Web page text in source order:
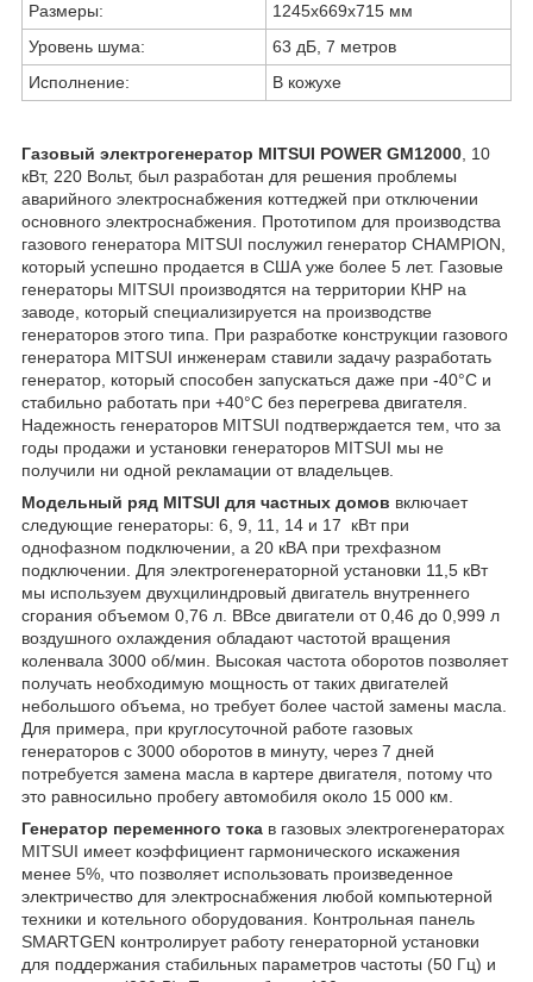
Размеры:
1245x669x715 мм
Уровень шума:
63 дБ, 7 метров
Исполнение:
В кожухе
Газовый электрогенератор MITSUI POWER GM12000, 10
кВт, 220 Вольт, был разработан для решения проблемы
аварийного электроснабжения коттеджей при отключении
основного электроснабжения. Прототипом для производства
газового генератора MITSUI послужил генератор CHAMPION,
который успешно продается в США уже более 5 лет. Газовые
генераторы MITSUI производятся на территории КНР на
заводе, который специализируется на производстве
генераторов этого типа. При разработке конструкции газового
генератора MITSUI инженерам ставили задачу разработать
генератор, который способен запускаться даже при -40°С и
стабильно работать при +40°С без перегрева двигателя.
Надежность генераторов MITSUI подтверждается тем, что за
годы продажи и установки генераторов MITSUI мы не
получили ни одной рекламации от владельцев.
Модельный ряд MITSUI для частных домов включает
следующие генераторы: 6, 9, 11, 14 и 17 кВт при
однофазном подключении, а 20 кВА при трехфазном
подключении. Для электрогенераторной установки 11,5 кВт
мы используем двухцилиндровый двигатель внутреннего
сгорания объемом 0,76 л. ВВсе двигатели от 0,46 до 0,999 л
воздушного охлаждения обладают частотой вращения
коленвала 3000 об/мин. Высокая частота оборотов позволяет
получать необходимую мощность от таких двигателей
небольшого объема, но требует более частой замены масла.
Для примера, при круглосуточной работе газовых
генераторов с 3000 оборотов в минуту, через 7 дней
потребуется замена масла в картере двигателя, потому что
это равносильно пробегу автомобиля около 15 000 км.
Генератор переменного тока в газовых электрогенераторах
MITSUI имеет коэффициент гармонического искажения
менее 5%, что позволяет использовать произведенное
электричество для электроснабжения любой компьютерной
техники и котельного оборудования. Контрольная панель
SMARTGEN контролирует работу генераторной установки
для поддержания стабильных параметров частоты (50 Гц) и